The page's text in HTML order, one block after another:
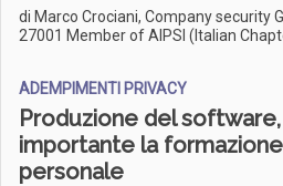
di Marco Crociani, Company security
27001 Member of AIPSI (Italian
ADEMPIMENTI PRIVACY
Produzione del
importante la
personale